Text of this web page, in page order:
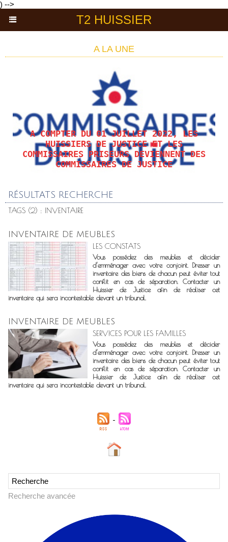
) -->
T2 HUISSIER
A LA UNE
A COMPTER DU 01 JUILLET 2022, LES
HUISSIERS DE JUSTICE ET LES
COMMISSAIRES PRISEURS DEVIENNENT DES
COMMISSAIRES DE JUSTICE
RÉSULTATS RECHERCHE
TAGS (2) : INVENTAIRE
INVENTAIRE DE MEUBLES
LES CONSTATS
Vous possédez des meubles et décider
d’emménager avec votre conjoint. Dresser un
inventaire des biens de chacun peut éviter tout
conflit en cas de séparation. Contacter un
Huissier de Justice afin de réaliser cet
inventaire qui sera incontestable devant un tribunal.
INVENTAIRE DE MEUBLES
SERVICES POUR LES FAMILLES
Vous possédez des meubles et décider
d’emménager avec votre conjoint. Dresser un
inventaire des biens de chacun peut éviter tout
conflit en cas de séparation. Contacter un
Huissier de Justice afin de réaliser cet
inventaire qui sera incontestable devant un tribunal.
Recherche avancée